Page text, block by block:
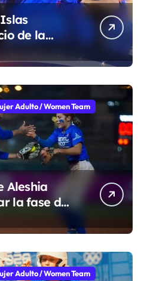
de la
Adulto / Women Team
Aleshia
la fase de
Adulto / Women Team